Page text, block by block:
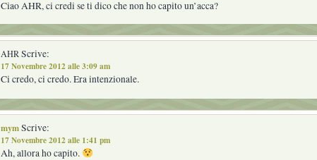
Ciao AHR, ci credi se ti dico che non ho capito un’acca?
AHRScrive:
17 Novembre 2012 alle 3:09 am
Ci credo, ci credo. Era intenzionale.
mymScrive:
17 Novembre 2012 alle 1:41 pm
Ah, allora ho capito.